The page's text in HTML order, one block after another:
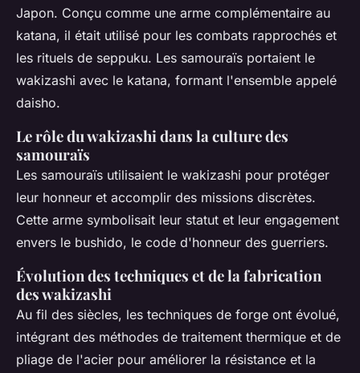
Japon. Conçu comme une arme complémentaire au
katana, il était utilisé pour les combats rapprochés et
les rituels de seppuku. Les samouraïs portaient le
wakizashi avec le katana, formant l'ensemble appelé
daisho.
Le rôle du wakizashi dans la culture des
samouraïs
Les samouraïs utilisaient le wakizashi pour protéger
leur honneur et accomplir des missions discrètes.
Cette arme symbolisait leur statut et leur engagement
envers le bushido, le code d'honneur des guerriers.
Évolution des techniques et de la fabrication
des wakizashi
Au fil des siècles, les techniques de forge ont évolué,
intégrant des méthodes de traitement thermique et de
pliage de l'acier pour améliorer la résistance et la